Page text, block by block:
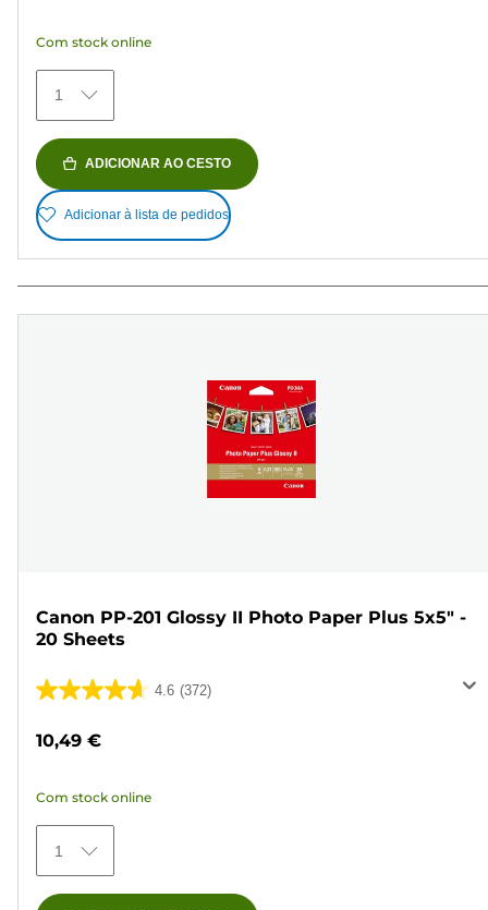
152
análises
Com stock online
1
ADICIONAR AO CESTO
Adicionar à lista de pedidos
Canon PP-201 Glossy II Photo Paper Plus 5x5" -
20 Sheets
4.6 (372)
4.6
372
análises
10,49 €
Com stock online
1